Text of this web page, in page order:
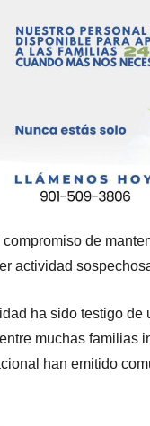
de
actividad
ha sido testigo
muchas familias
han emitido